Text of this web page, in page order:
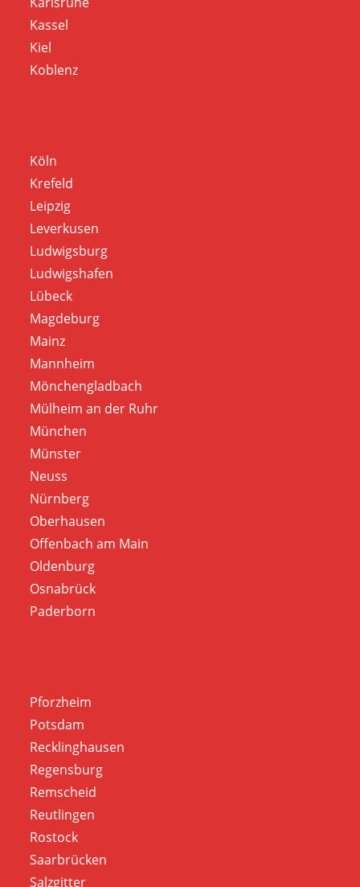
Kassel
Kiel
Koblenz
Köln
Krefeld
Leipzig
Leverkusen
Ludwigsburg
Ludwigshafen
Lübeck
Magdeburg
Mainz
Mannheim
Mönchengladbach
Mülheim an der Ruhr
München
Münster
Neuss
Nürnberg
Oberhausen
Offenbach am Main
Oldenburg
Osnabrück
Paderborn
Pforzheim
Potsdam
Recklinghausen
Regensburg
Remscheid
Reutlingen
Rostock
Saarbrücken
Salzgitter